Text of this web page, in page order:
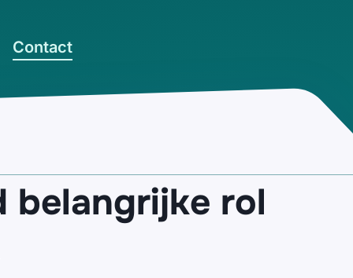
Contact
belangrijke rol